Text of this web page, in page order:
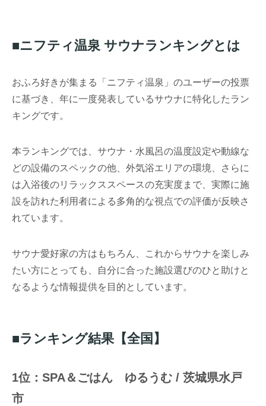
■ニフティ温泉 サウナランキングとは
おふろ好きが集まる「ニフティ温泉」のユーザーの投票
に基づき、年に一度発表しているサウナに特化したラン
キングです。
本ランキングでは、サウナ・水風呂の温度設定や動線な
どの設備のスペックの他、外気浴エリアの環境、さらに
は入浴後のリラックススペースの充実度まで、実際に施
設を訪れた利用者による多角的な視点での評価が反映さ
れています。
サウナ愛好家の方はもちろん、これからサウナを楽しみ
たい方にとっても、自分に合った施設選びのひと助けと
なるような情報提供を目的としています。
■ランキング結果【全国】
1位：SPA＆ごはん ゆるうむ / 茨城県水戸
市